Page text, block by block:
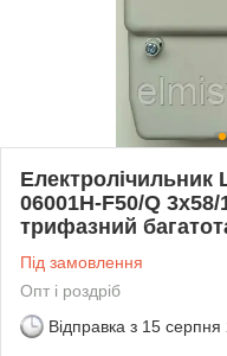
Електролічильник
06001H-F50/Q
трифазний
Під замовлення
Опт і роздріб
Відправка з 15 серпня